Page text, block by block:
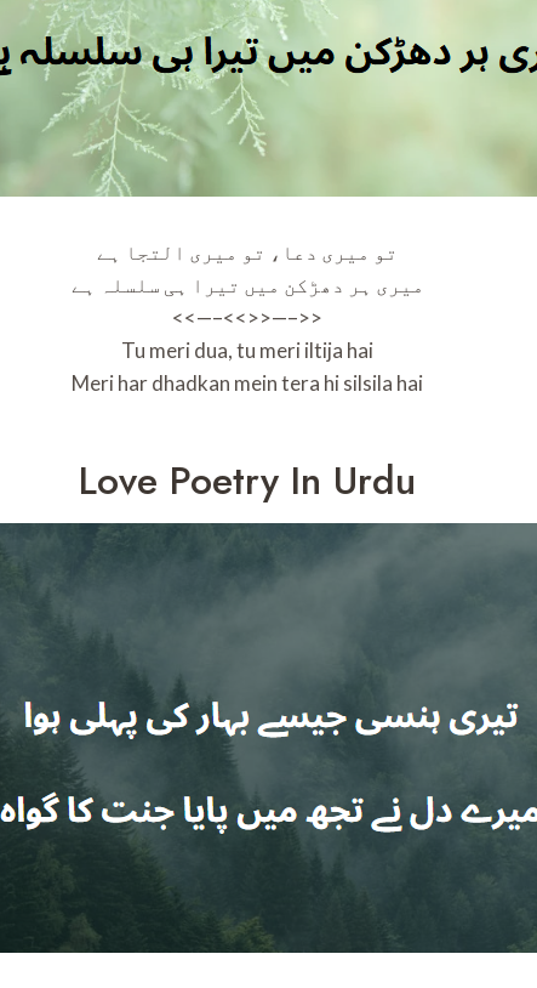
تو میری دعا، تو میری التجا ہے
میری ہر دھڑکن میں تیرا ہی سلسلہ ہے
<<—–<<>>—–>>
Tu meri dua, tu meri iltija hai
Meri har dhadkan mein tera hi silsila hai
Love Poetry In Urdu